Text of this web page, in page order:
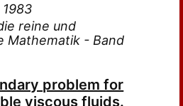
reine und
Mathematik - Band
problem for
viscous fluids.